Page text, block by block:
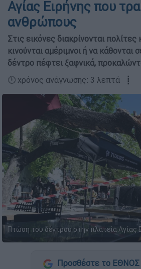
Αγίας Ειρήνης που
ανθρώπους
Στις εικόνες διακρίνονται πολίτες
κινούνται αμέριμνοι ή να κάθονται
δέντρο πέφτει ξαφνικά,
🕛 χρόνος ανάγνωσης: 3 λεπτά ┋
Πτώση του δέντρου στην πλατεία Αγίας
Προσθέστε το ΕΘΝΟΣ